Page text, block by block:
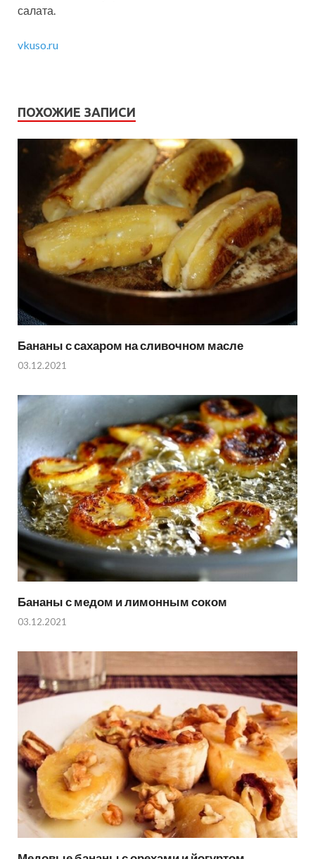
салата.
vkuso.ru
ПОХОЖИЕ ЗАПИСИ
Бананы с сахаром на сливочном масле
03.12.2021
Бананы с медом и лимонным соком
03.12.2021